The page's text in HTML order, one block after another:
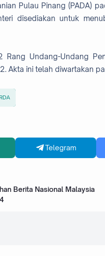
Pulau Pinang (PADA)
disediakan untuk
Rang Undang-Undang
Akta ini telah diwartakan
Telegram
Berita Nasional Malaysia